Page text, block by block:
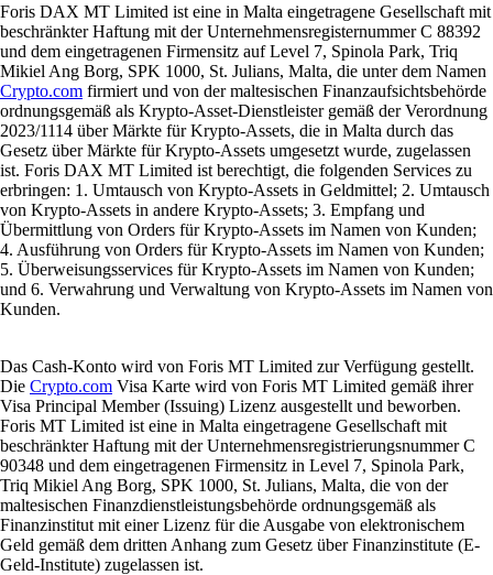
Foris DAX MT Limited ist eine in Malta eingetragene Gesellschaft mit
beschränkter Haftung mit der Unternehmensregisternummer C 88392
und dem eingetragenen Firmensitz auf Level 7, Spinola Park, Triq
Mikiel Ang Borg, SPK 1000, St. Julians, Malta, die unter dem Namen
Crypto.com firmiert und von der maltesischen Finanzaufsichtsbehörde
ordnungsgemäß als Krypto-Asset-Dienstleister gemäß der Verordnung
2023/1114 über Märkte für Krypto-Assets, die in Malta durch das
Gesetz über Märkte für Krypto-Assets umgesetzt wurde, zugelassen
ist. Foris DAX MT Limited ist berechtigt, die folgenden Services zu
erbringen: 1. Umtausch von Krypto-Assets in Geldmittel; 2. Umtausch
von Krypto-Assets in andere Krypto-Assets; 3. Empfang und
Übermittlung von Orders für Krypto-Assets im Namen von Kunden;
4. Ausführung von Orders für Krypto-Assets im Namen von Kunden;
5. Überweisungsservices für Krypto-Assets im Namen von Kunden;
und 6. Verwahrung und Verwaltung von Krypto-Assets im Namen von
Kunden.
Das Cash-Konto wird von Foris MT Limited zur Verfügung gestellt.
Die Crypto.com Visa Karte wird von Foris MT Limited gemäß ihrer
Visa Principal Member (Issuing) Lizenz ausgestellt und beworben.
Foris MT Limited ist eine in Malta eingetragene Gesellschaft mit
beschränkter Haftung mit der Unternehmensregistrierungsnummer C
90348 und dem eingetragenen Firmensitz in Level 7, Spinola Park,
Triq Mikiel Ang Borg, SPK 1000, St. Julians, Malta, die von der
maltesischen Finanzdienstleistungsbehörde ordnungsgemäß als
Finanzinstitut mit einer Lizenz für die Ausgabe von elektronischem
Geld gemäß dem dritten Anhang zum Gesetz über Finanzinstitute (E-
Geld-Institute) zugelassen ist.